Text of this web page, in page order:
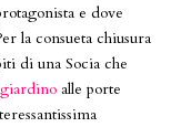
e dove
la consueta chiusura
di una Socia che
alle porte